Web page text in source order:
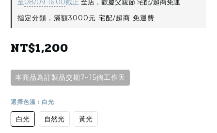
至08/09 16:00截止 全店，歡慶父親節 宅配/超商免運
指定分類，滿額3000元 宅配/超商 免運費
NT$1,200
本商品為訂製品交期7~15個工作天
選擇色溫 : 白光
白光 自然光 黃光